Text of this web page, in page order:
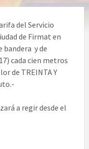
del Servicio
de Firmat en
bandera y de
cada cien metros
de TREINTA Y
a regir desde el